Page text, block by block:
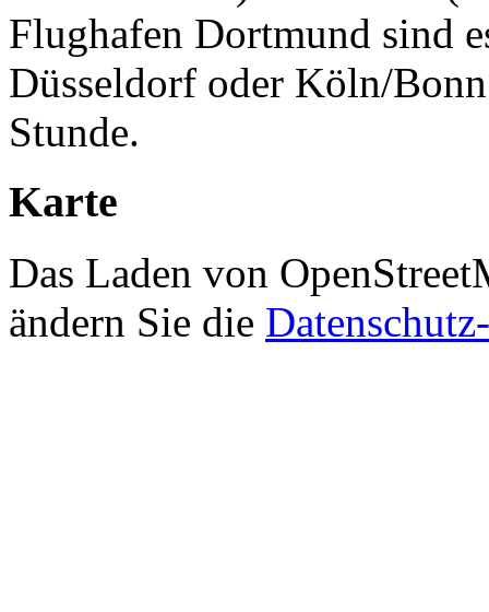
Flughafen Dortmund sind
Düsseldorf oder Köln/
Stunde.
Karte
Das Laden von
ändern Sie die